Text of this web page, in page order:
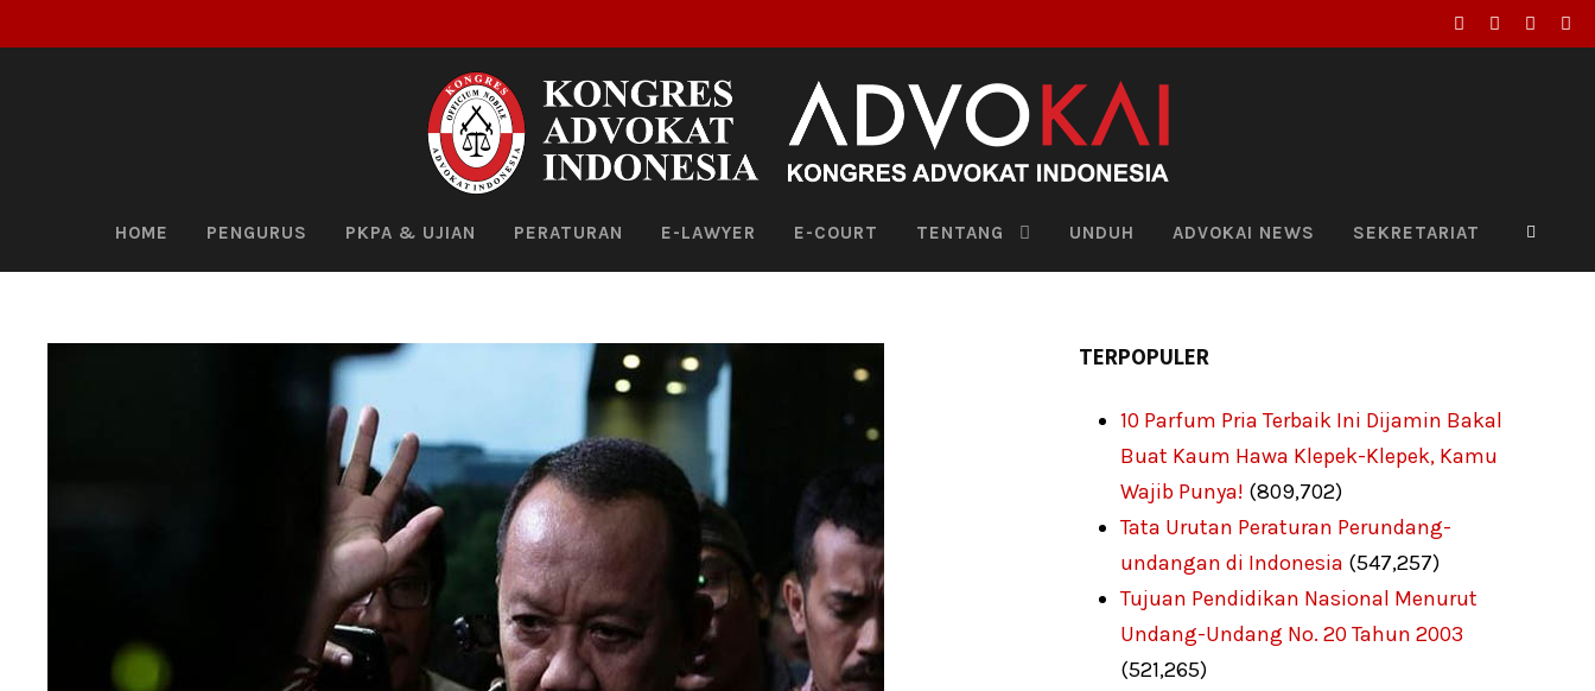
HOME PENGURUS PKPA & UJIAN PERATURAN E-LAWYER E-COURT TENTANG UNDUH ADVOKAI NEWS SEKRETARIAT
TERPOPULER
10 Parfum Pria Terbaik Ini Dijamin Bakal
Buat Kaum Hawa Klepek-Klepek, Kamu
Wajib Punya! (809,702)
Tata Urutan Peraturan Perundang-
undangan di Indonesia (547,257)
Tujuan Pendidikan Nasional Menurut
Undang-Undang No. 20 Tahun 2003
(521,265)